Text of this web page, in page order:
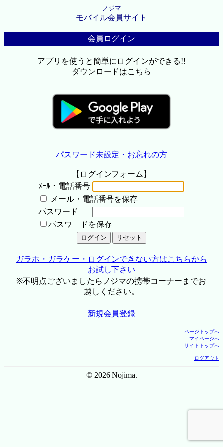
ノジマ
モバイル会員サイト
会員ログイン
アプリを使うと簡単にログインができる!!
ダウンロードはこちら
パスワード未設定・お忘れの方
【ログインフォーム】
ﾒｰﾙ・電話番号
メール・電話番号を保存
パスワード
パスワードを保存
ガラホ・ガラケー・ログインできない方はこちらから
お試し下さい
※不明点ございましたらノジマの携帯コーナーまでお
越しください。
新規会員登録
ページトップへ
マイページへ
サイトトップへ
ログアウト
© 2026 Nojima.